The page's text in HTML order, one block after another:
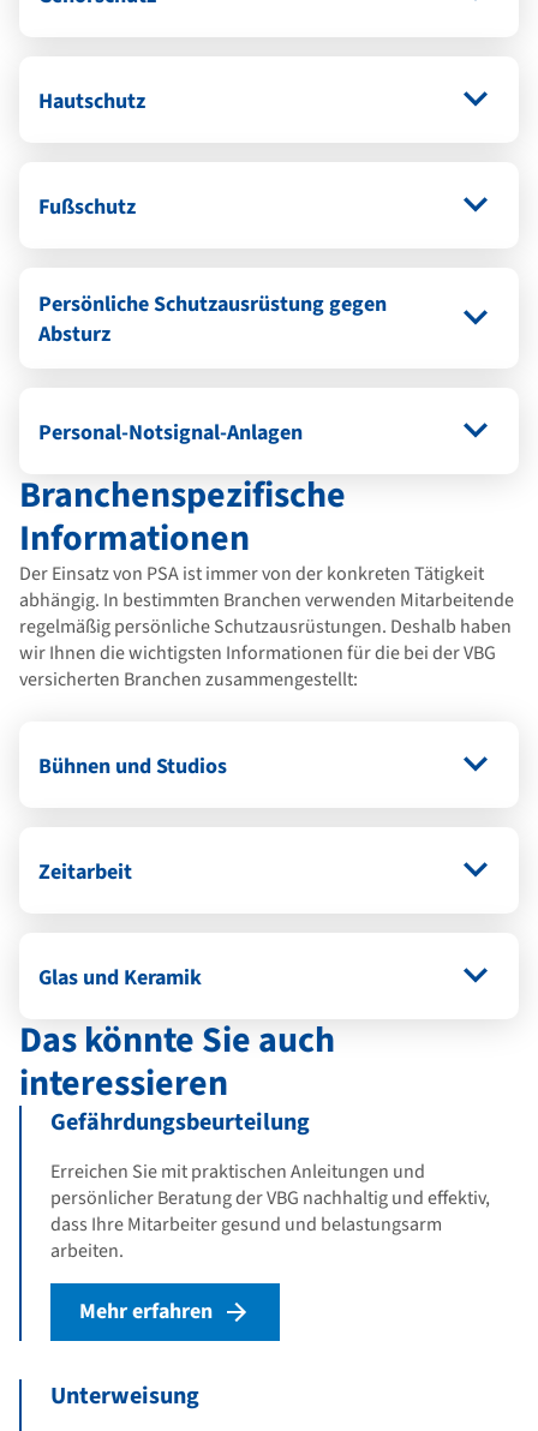
Hautschutz
Fußschutz
Persönliche Schutzausrüstung gegen
Absturz
Personal-Notsignal-Anlagen
Branchenspezifische
Informationen
Der Einsatz von PSA ist immer von der konkreten Tätigkeit
abhängig. In bestimmten Branchen verwenden Mitarbeitende
regelmäßig persönliche Schutzausrüstungen. Deshalb haben
wir Ihnen die wichtigsten Informationen für die bei der VBG
versicherten Branchen zusammengestellt:
Bühnen und Studios
Zeitarbeit
Glas und Keramik
Das könnte Sie auch
interessieren
Gefährdungsbeurteilung
Erreichen Sie mit praktischen Anleitungen und
persönlicher Beratung der VBG nachhaltig und effektiv,
dass Ihre Mitarbeiter gesund und belastungsarm
arbeiten.
Mehr erfahren
Unterweisung